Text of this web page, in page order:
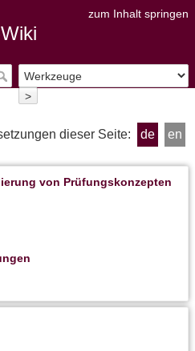
zum Inhalt springen
>
dieser Seite: de en
von Prüfungskonzepten